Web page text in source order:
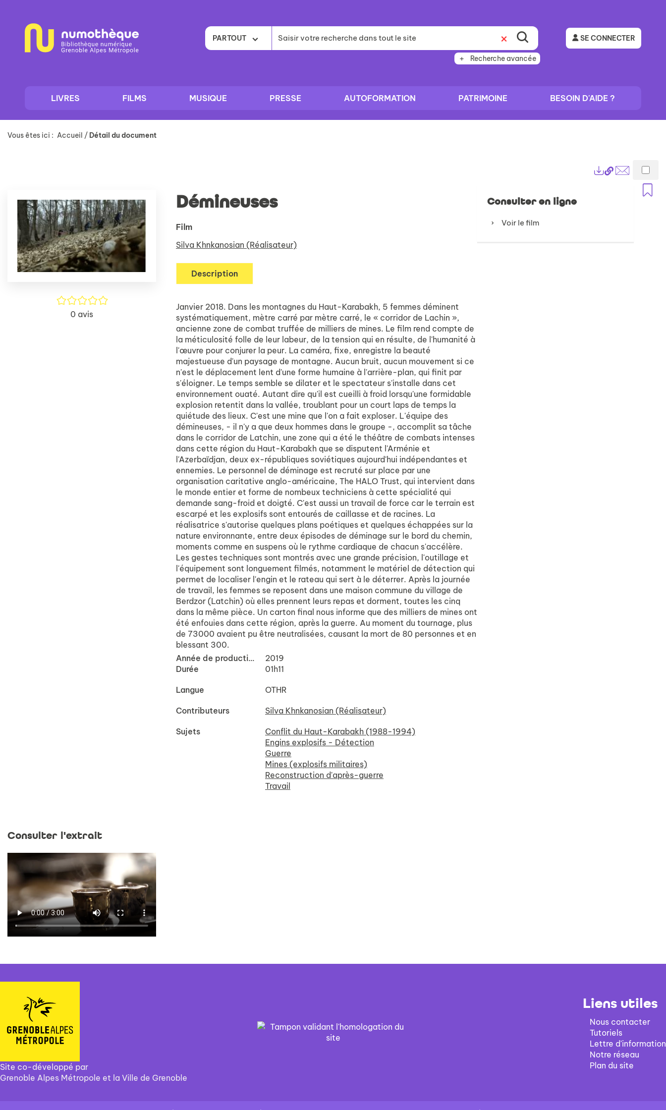
contenu
PARTOUT
Recherche avancée
SE CONNECTER
LIVRES FILMS MUSIQUE PRESSE AUTOFORMATION PATRIMOINE BESOIN D'AIDE ?
Vous êtes ici : Accueil / Détail du document
Lien
permanent
(Nouvelle
Envoyer
/5
0 avis
Démineuses
Film
Silva Khnkanosian (Réalisateur)
Description
Janvier 2018. Dans les montagnes du Haut-Karabakh, 5 femmes déminent
systématiquement, mètre carré par mètre carré, le « corridor de Lachin »,
ancienne zone de combat truffée de milliers de mines. Le film rend compte de
la méticulosité folle de leur labeur, de la tension qui en résulte, de l'humanité à
l'œuvre pour conjurer la peur. La caméra, fixe, enregistre la beauté
majestueuse d'un paysage de montagne. Aucun bruit, aucun mouvement si ce
n'est le déplacement lent d'une forme humaine à l'arrière-plan, qui finit par
s'éloigner. Le temps semble se dilater et le spectateur s'installe dans cet
environnement ouaté. Autant dire qu'il est cueilli à froid lorsqu'une formidable
explosion retentit dans la vallée, troublant pour un court laps de temps la
quiétude des lieux. C'est une mine que l'on a fait exploser. L'équipe des
démineuses, - il n'y a que deux hommes dans le groupe -, accomplit sa tâche
dans le corridor de Latchin, une zone qui a été le théâtre de combats intenses
dans cette région du Haut-Karabakh que se disputent l'Arménie et
l'Azerbaïdjan, deux ex-républiques soviétiques aujourd'hui indépendantes et
ennemies. Le personnel de déminage est recruté sur place par une
organisation caritative anglo-américaine, The HALO Trust, qui intervient dans
le monde entier et forme de nombeux techniciens à cette spécialité qui
demande sang-froid et doigté. C'est aussi un travail de force car le terrain est
escarpé et les explosifs sont entourés de caillasse et de racines. La
réalisatrice s'autorise quelques plans poétiques et quelques échappées sur la
nature environnante, entre deux épisodes de déminage sur le bord du chemin,
moments comme en suspens où le rythme cardiaque de chacun s'accélère.
Les gestes techniques sont montrés avec une grande précision, l'outillage et
l'équipement sont longuement filmés, notamment le matériel de détection qui
permet de localiser l'engin et le rateau qui sert à le déterrer. Après la journée
de travail, les femmes se reposent dans une maison commune du village de
Berdzor (Latchin) où elles prennent leurs repas et dorment, toutes les cinq
dans la même pièce. Un carton final nous informe que des milliers de mines ont
été enfouies dans cette région, après la guerre. Au moment du tournage, plus
de 73000 avaient pu être neutralisées, causant la mort de 80 personnes et en
blessant 300.
Année de production
2019
Durée
01h11
Langue OTHR
Contributeurs Silva Khnkanosian (Réalisateur)
Sujets
Conflit du Haut-Karabakh (1988-1994)
Engins explosifs - Détection
Guerre
Mines (explosifs militaires)
Reconstruction d'après-guerre
Travail
Consulter l'extrait
Consulter en ligne
Voir le film
Site co-développé par
Grenoble Alpes Métropole et la Ville de Grenoble
Liens utiles
Nous contacter
Tutoriels
Lettre d'information
Notre réseau
Plan du site